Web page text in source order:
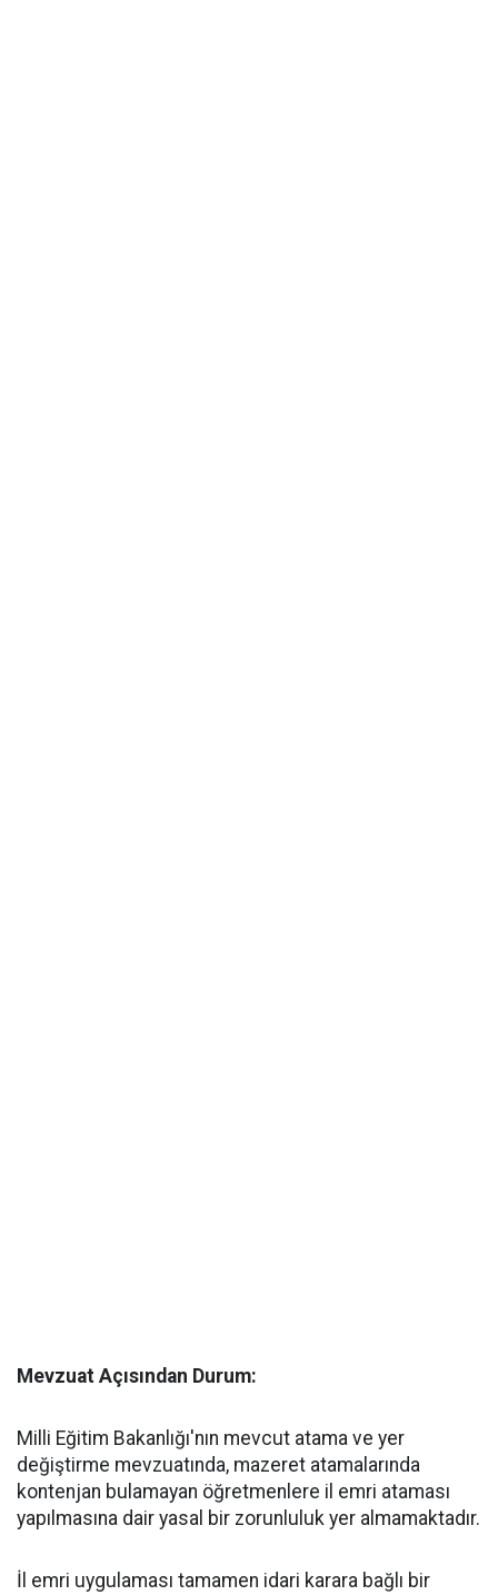
​Mevzuat Açısından Durum:
Milli Eğitim Bakanlığı'nın mevcut atama ve yer
değiştirme mevzuatında, mazeret atamalarında
kontenjan bulamayan öğretmenlere il emri ataması
yapılmasına dair yasal bir zorunluluk yer almamaktadır.
​İl emri uygulaması tamamen idari karara bağlı bir